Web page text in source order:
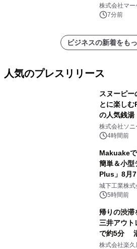
トを発表
株式会社マ
7分前
ビジネスの新着をも
人気のプレスリリース
スヌーピ
とに楽し
の人気銭湯
ラボレー
ボグッズも
株式会社ソ
4時間前
Makuake
簡単＆小型
Plus」8月
ーブル1本
ぐっと豊かに
城下工業株式
5時間前
帰りの渋滞
三井アウト
で約5分
メニューを
株式会社楽久